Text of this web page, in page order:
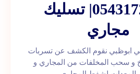
|0543172044| تسليك
مجاري
ابوظبي نقوم الكشف عن تسربات
و سحب المخلفات من المجاري و